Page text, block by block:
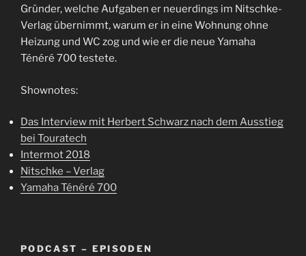
Gründer, welche Aufgaben er neuerdings im Nitschke-
Verlag übernimmt, warum er in eine Wohnung ohne
Heizung und WC zog und wie er die neue Yamaha
Ténéré 700 testete.
Shownotes:
Das Interview mit Herbert Schwarz nach dem Ausstieg
bei Touratech
Intermot 2018
Nitschke – Verlag
Yamaha Ténéré 700
PODCAST – EPISODEN